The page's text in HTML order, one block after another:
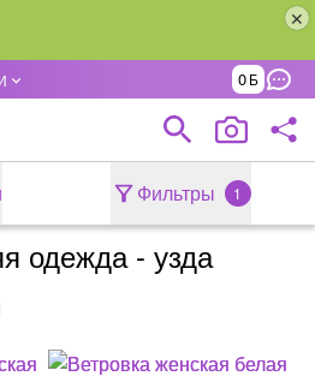
0
Фильтры 1
одежда - узда